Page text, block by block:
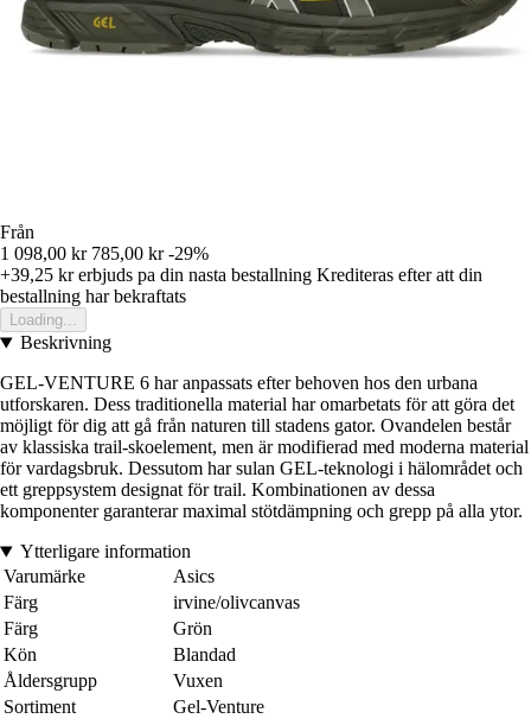
Från
1 098,00 kr 785,00 kr -29%
+39,25 krerbjuds pa din nasta bestallning Krediteras efter att din
bestallning har bekraftats
Loading...
Beskrivning
GEL-VENTURE 6 har anpassats efter behoven hos den urbana
utforskaren. Dess traditionella material har omarbetats för att göra det
möjligt för dig att gå från naturen till stadens gator. Ovandelen består
av klassiska trail-skoelement, men är modifierad med moderna material
för vardagsbruk. Dessutom har sulan GEL-teknologi i hälområdet och
ett greppsystem designat för trail. Kombinationen av dessa
komponenter garanterar maximal stötdämpning och grepp på alla ytor.
Ytterligare information
Varumärke
Asics
Färg
irvine/olivcanvas
Färg
Grön
Kön
Blandad
Åldersgrupp
Vuxen
Sortiment
Gel-Venture